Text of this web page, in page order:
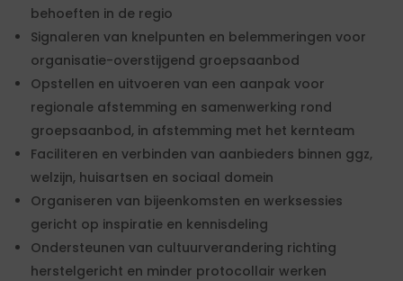
behoeften in de regio
Signaleren van knelpunten en belemmeringen voor
organisatie-overstijgend groepsaanbod
Opstellen en uitvoeren van een aanpak voor
regionale afstemming en samenwerking rond
groepsaanbod, in afstemming met het kernteam
Faciliteren en verbinden van aanbieders binnen ggz,
welzijn, huisartsen en sociaal domein
Organiseren van bijeenkomsten en werksessies
gericht op inspiratie en kennisdeling
Ondersteunen van cultuurverandering richting
herstelgericht en minder protocollair werken